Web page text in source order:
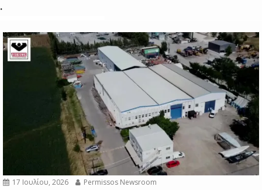
.
17 Ιουλίου, 2026 Permissos Newsroom